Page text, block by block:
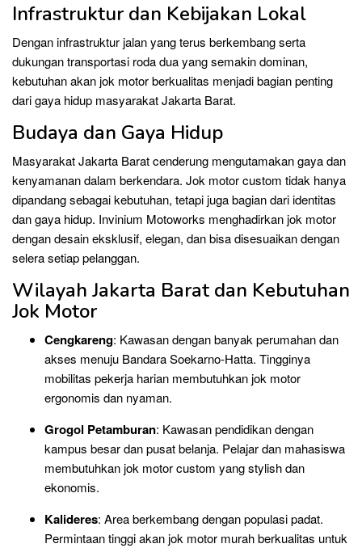
Infrastruktur dan Kebijakan Lokal
Dengan infrastruktur jalan yang terus berkembang serta
dukungan transportasi roda dua yang semakin dominan,
kebutuhan akan jok motor berkualitas menjadi bagian penting
dari gaya hidup masyarakat Jakarta Barat.
Budaya dan Gaya Hidup
Masyarakat Jakarta Barat cenderung mengutamakan gaya dan
kenyamanan dalam berkendara. Jok motor custom tidak hanya
dipandang sebagai kebutuhan, tetapi juga bagian dari identitas
dan gaya hidup. Invinium Motoworks menghadirkan jok motor
dengan desain eksklusif, elegan, dan bisa disesuaikan dengan
selera setiap pelanggan.
Wilayah Jakarta Barat dan Kebutuhan
Jok Motor
Cengkareng: Kawasan dengan banyak perumahan dan
akses menuju Bandara Soekarno-Hatta. Tingginya
mobilitas pekerja harian membutuhkan jok motor
ergonomis dan nyaman.
Grogol Petamburan: Kawasan pendidikan dengan
kampus besar dan pusat belanja. Pelajar dan mahasiswa
membutuhkan jok motor custom yang stylish dan
ekonomis.
Kalideres: Area berkembang dengan populasi padat.
Permintaan tinggi akan jok motor murah berkualitas untuk